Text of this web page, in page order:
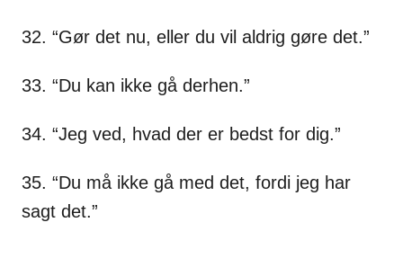
32. “Gør det nu, eller du vil aldrig gøre det.”
33. “Du kan ikke gå derhen.”
34. “Jeg ved, hvad der er bedst for dig.”
35. “Du må ikke gå med det, fordi jeg har
sagt det.”